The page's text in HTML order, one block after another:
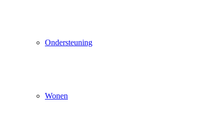
Ondersteuning
Wonen